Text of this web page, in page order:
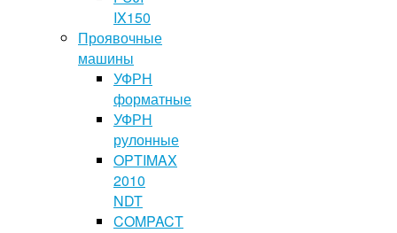
IX150
Проявочные
машины
УФРН
форматные
УФРН
рулонные
OPTIMAX
2010
NDT
COMPACT